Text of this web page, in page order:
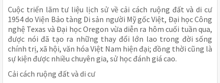
Cuộc triển lãm tư liệu lịch sử về cải cách ruộng đất và di cư
1954 do Viện Bảo tàng Di sản người Mỹ gốc Việt, Đại học Công
nghệ Texas và Đại học Oregon vừa diễn ra hôm cuối tuần qua,
được nói đã tạo ra những thay đổi lớn lao trong đời sống
chính trị, xã hội, văn hóa Việt Nam hiện đại; đồng thời cũng là
sự kiện được nhiều chuyên gia, sử học đánh giá cao.
Cải cách ruộng đất và di cư